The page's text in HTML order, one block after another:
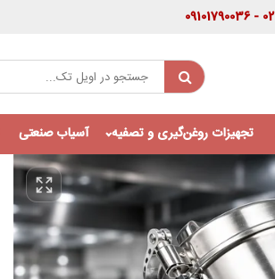
تجهیزات روغن‌گیری و تصفیه آسیاب صنعتی